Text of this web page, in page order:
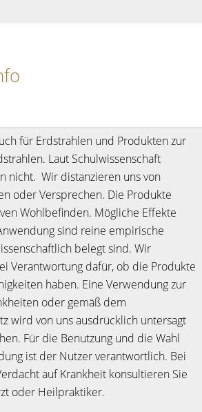
für Erdstrahlen und Produkten zur
Laut Schulwissenschaft
nicht. Wir distanzieren uns von
oder Versprechen. Die Produkte
Wohlbefinden. Mögliche Effekte
sind reine empirische
belegt sind. Wir
Verantwortung dafür, ob die Produkte
haben. Eine Verwendung zur
oder gemäß dem
wird von uns ausdrücklich untersagt
Für die Benutzung und die Wahl
ist der Nutzer verantwortlich. Bei
auf Krankheit konsultieren Sie
oder Heilpraktiker.